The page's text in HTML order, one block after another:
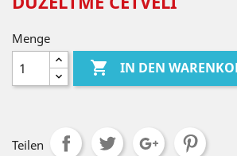
Menge
 IN DEN
Teilen